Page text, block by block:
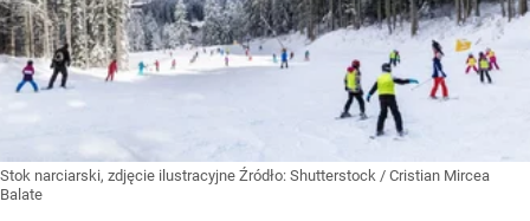
Stok narciarski, zdjęcie ilustracyjne Źródło: Shutterstock / Cristian Mircea
Balate